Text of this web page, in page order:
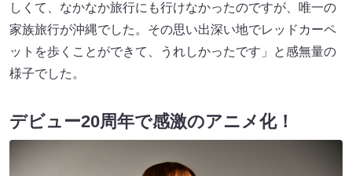
しくて、なかなか旅行にも行けなかったのですが、唯一の
家族旅行が沖縄でした。その思い出深い地でレッドカーペ
ットを歩くことができて、うれしかったです」と感無量の
様子でした。
デビュー20周年で感激のアニメ化！